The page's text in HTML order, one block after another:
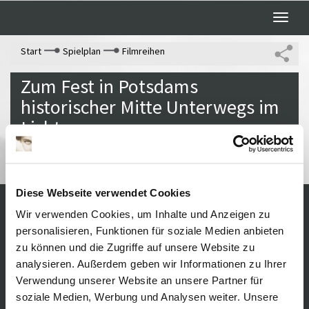
Diese Webseite verwendet Cookies
Wir verwenden Cookies, um Inhalte und Anzeigen zu
personalisieren, Funktionen für soziale Medien anbieten
zu können und die Zugriffe auf unsere Website zu
analysieren. Außerdem geben wir Informationen zu Ihrer
Verwendung unserer Website an unsere Partner für
soziale Medien, Werbung und Analysen weiter. Unsere
Toggle
Start
Spielplan Filmreihen
Zum Fest in Potsdams
historischer Mitte Unterwegs im
Licht
Kontakt / Anfahrt
Öffnungszeiten /
Preise
Führungen /
Vermittlung
Über uns
Impressum
Sitemap
Datenschutz
Cookie-